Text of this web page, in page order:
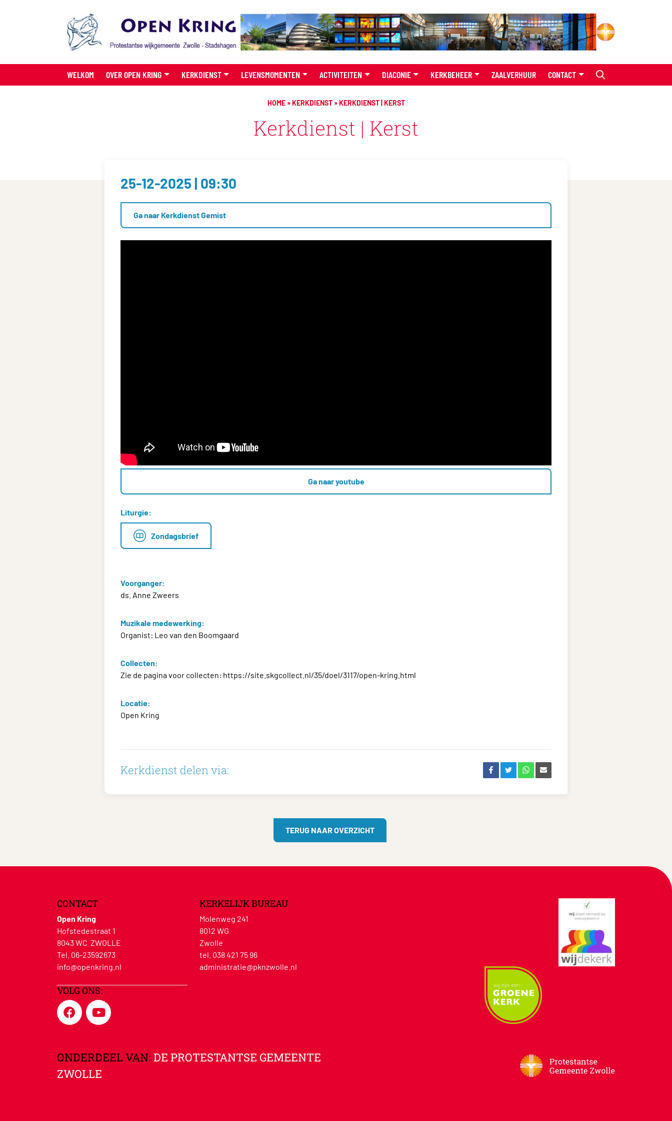
WELKOM OVER OPEN KRING KERKDIENST LEVENSMOMENTEN ACTIVITEITEN DIACONIE KERKBEHEER ZAALVERHUUR CONTACT
HOME»KERKDIENST»KERKDIENST | KERST
Kerkdienst | Kerst
25-12-2025 | 09:30
Ga naar Kerkdienst Gemist
Ga naar youtube
Liturgie:
Zondagsbrief
Voorganger:
ds. Anne Zweers
Muzikale medewerking:
Organist: Leo van den Boomgaard
Collecten:
Zie de pagina voor collecten: https://site.skgcollect.nl/35/doel/3117/open-kring.html
Locatie:
Open Kring
Kerkdienst delen via:
TERUG NAAR OVERZICHT
CONTACT
Open Kring
Hofstedestraat 1
8043 WC ZWOLLE
Tel. 06-23592673
info@openkring.nl
VOLG ONS:
KERKELIJK BUREAU
Molenweg 241
8012 WG
Zwolle
tel. 038 421 75 96
administratie@pknzwolle.nl
ONDERDEEL VAN: DE PROTESTANTSE GEMEENTE
ZWOLLE